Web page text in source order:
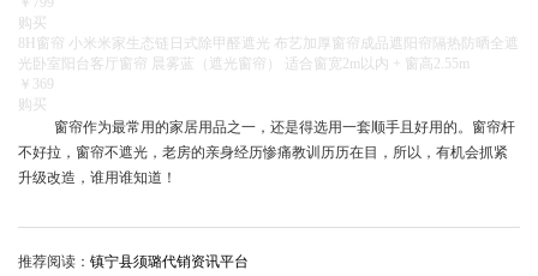
购买
8H窗帘 小米米家生态链日式除甲醛遮光 布艺加厚窗帘成品遮阳帘隔热防晒全遮
光卧室阳台客厅窗帘 晨雾蓝（遮光窗帘） 适合窗宽2m以内 + 窗高2.55m
￥369
购买
窗帘作为最常用的家居用品之一，还是得选用一套顺手且好用的。窗帘杆
不好拉，窗帘不遮光，老房的亲身经历惨痛教训历历在目，所以，有机会抓紧
升级改造，谁用谁知道！
推荐阅读： 镇宁县须璐代销资讯平台